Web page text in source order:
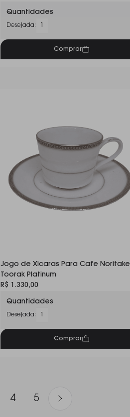
Quantidades
Desejada: 1
Comprar
Jogo de Xicaras Para Cafe Noritake
Toorak Platinum
R$ 1.330,00
Quantidades
Desejada: 1
Comprar
4 5